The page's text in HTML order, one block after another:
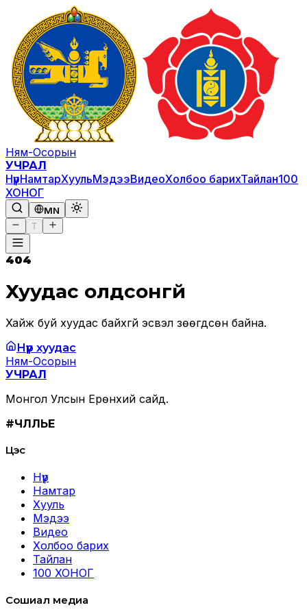
Ням-Осорын
УЧРАЛ
НүүрНамтарХуульМэдээВидеоХолбоо барихТайлан100
ХОНОГ
MN
T
404
Хуудас олдсонгүй
Хайж буй хуудас байхгүй эсвэл зөөгдсөн байна.
Нүүр хуудас
Ням-Осорын
УЧРАЛ
Монгол Улсын Ерөнхий сайд.
#ЧӨЛӨӨЛЬЕ
Цэс
Нүүр
Намтар
Хууль
Мэдээ
Видео
Холбоо барих
Тайлан
100 ХОНОГ
Сошиал медиа